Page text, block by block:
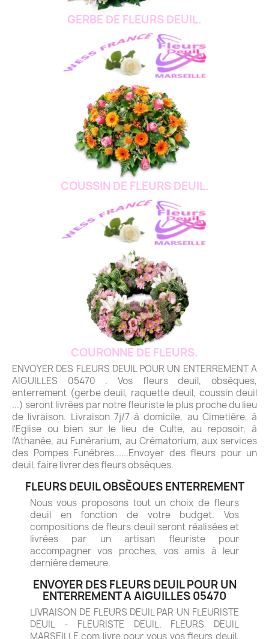
GERBE DE FLEURS DEUIL.
COUSSIN DE FLEURS DEUIL.
COURONNE DE FLEURS.
ENVOYER DES FLEURS DEUIL POUR UN ENTERREMENT A
AIGUILLES 05470 . Vos fleurs deuil, obsèques,
enterrement (gerbe deuil, raquette deuil, coussin deuil
...) seront livrées par notre fleuriste le plus proche du lieu
de livraison. Livraison 7j/7 à domicile, au Cimetière, à
l'Eglise ou bien sur le lieu de Culte, au reposoir, à
l'Athanée, au Funérarium, au Crématorium, aux services
des Pompes Funèbres......Envoyer des fleurs pour un
deuil, faire livrer des fleurs obsèques.
FLEURS DEUIL OBSÈQUES ENTERREMENT
Nous vous proposons tout un choix de fleurs
deuil en fonction de votre budget. Vos
compositions de fleurs deuil seront réalisées et
livrées par un artisan fleuriste pour
accompagner vos proches, vos amis à leur
dernière demeure.
ENVOYER DES FLEURS DEUIL POUR UN
ENTERREMENT A AIGUILLES 05470
LIVRAISON DE FLEURS DEUIL PAR UN FLEURISTE
DEUIL - FLEURISTE DEUIL. FLEURS DEUIL
MARSEILLE.com livre pour vous vos fleurs deuil,